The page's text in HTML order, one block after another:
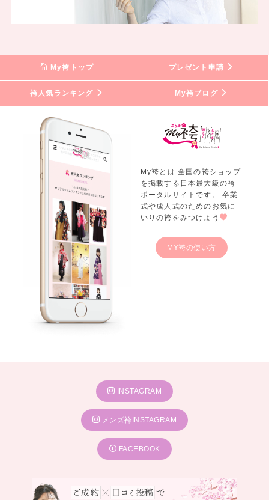
My袴トップ プレゼント申請
袴人気ランキング My袴ブログ
My袴とは 全国の袴ショップ
を掲載する日本最大級の袴
ポータルサイトです。 卒業
式や成人式のためのお気に
いりの袴をみつけよう
MY袴の使い方
INSTAGRAM
メンズ袴INSTAGRAM
FACEBOOK